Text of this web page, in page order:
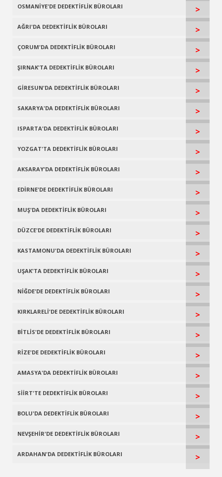
OSMANİYE'DE DEDEKTİFLİK BÜROLARI >
AĞRI'DA DEDEKTİFLİK BÜROLARI >
ÇORUM'DA DEDEKTİFLİK BÜROLARI >
ŞIRNAK'TA DEDEKTİFLİK BÜROLARI >
GİRESUN'DA DEDEKTİFLİK BÜROLARI >
SAKARYA'DA DEDEKTİFLİK BÜROLARI >
ISPARTA'DA DEDEKTİFLİK BÜROLARI >
YOZGAT'TA DEDEKTİFLİK BÜROLARI >
AKSARAY'DA DEDEKTİFLİK BÜROLARI >
EDİRNE'DE DEDEKTİFLİK BÜROLARI >
MUŞ'DA DEDEKTİFLİK BÜROLARI >
DÜZCE'DE DEDEKTİFLİK BÜROLARI >
KASTAMONU'DA DEDEKTİFLİK BÜROLARI >
UŞAK'TA DEDEKTİFLİK BÜROLARI >
NİĞDE'DE DEDEKTİFLİK BÜROLARI >
KIRKLARELİ'DE DEDEKTİFLİK BÜROLARI >
BİTLİS'DE DEDEKTİFLİK BÜROLARI >
RİZE'DE DEDEKTİFLİK BÜROLARI >
AMASYA'DA DEDEKTİFLİK BÜROLARI >
SİİRT'TE DEDEKTİFLİK BÜROLARI >
BOLU'DA DEDEKTİFLİK BÜROLARI >
NEVŞEHİR'DE DEDEKTİFLİK BÜROLARI >
ARDAHAN'DA DEDEKTİFLİK BÜROLARI >